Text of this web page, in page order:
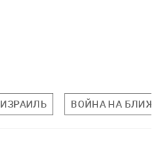
ИЗРАИЛЬ ВОЙНА НА